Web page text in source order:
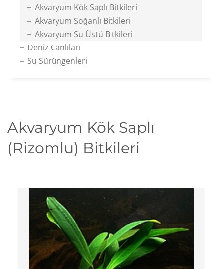
Akvaryum Kök Saplı Bitkileri
Akvaryum Soğanlı Bitkileri
Akvaryum Su Üstü Bitkileri
Deniz Canlıları
Su Sürüngenleri
Akvaryum Kök Saplı
(Rizomlu) Bitkileri